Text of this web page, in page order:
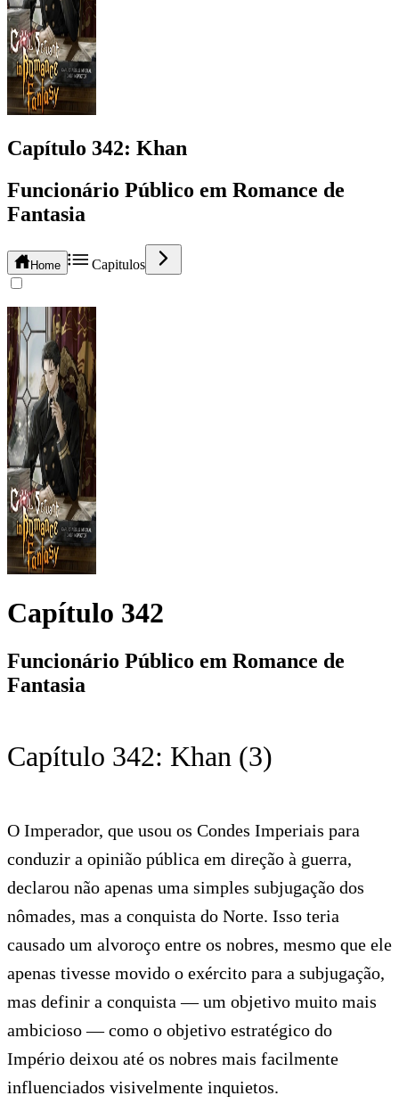
Capítulo 342: Khan
Funcionário Público em Romance de
Fantasia
Home Capitulos
Capítulo 342
Funcionário Público em Romance de
Fantasia
Capítulo 342: Khan (3)
O Imperador, que usou os Condes Imperiais para
conduzir a opinião pública em direção à guerra,
declarou não apenas uma simples subjugação dos
nômades, mas a conquista do Norte. Isso teria
causado um alvoroço entre os nobres, mesmo que ele
apenas tivesse movido o exército para a subjugação,
mas definir a conquista — um objetivo muito mais
ambicioso — como o objetivo estratégico do
Império deixou até os nobres mais facilmente
influenciados visivelmente inquietos.